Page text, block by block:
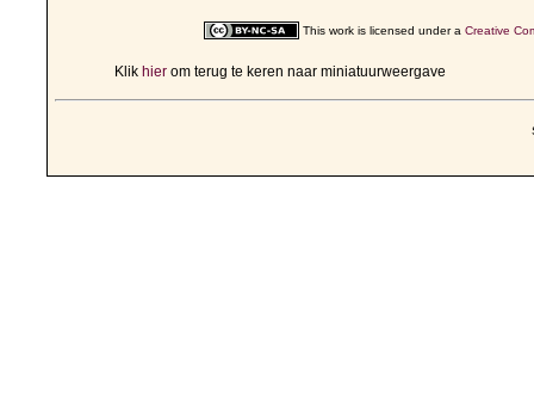
This work is licensed under a Creative
Klik hier om terug te keren naar miniatuurweergave